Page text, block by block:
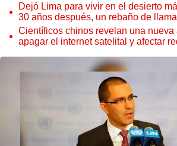
Dejó Lima para vivir en el desierto
30 años después, un rebaño de
sorprendente ecosistema
Científicos chinos revelan una nueva
apagar el internet satelital y afectar